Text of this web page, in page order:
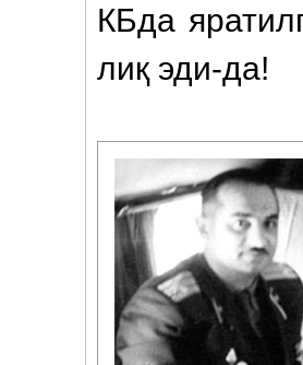
КБда
лиқ эди-да!